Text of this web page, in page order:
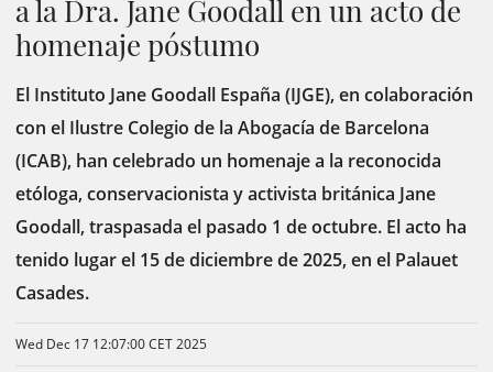
a la Dra. Jane Goodall en un acto de
homenaje póstumo
El Instituto Jane Goodall España (IJGE), en colaboración
con el Ilustre Colegio de la Abogacía de Barcelona
(ICAB), han celebrado un homenaje a la reconocida
etóloga, conservacionista y activista británica Jane
Goodall, traspasada el pasado 1 de octubre. El acto ha
tenido lugar el 15 de diciembre de 2025, en el Palauet
Casades.
Wed Dec 17 12:07:00 CET 2025